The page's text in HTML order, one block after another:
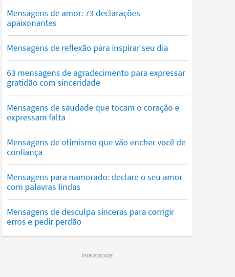
Mensagens de amor: 73 declarações
apaixonantes
Mensagens de reflexão para inspirar seu dia
63 mensagens de agradecimento para expressar
gratidão com sinceridade
Mensagens de saudade que tocam o coração e
expressam falta
Mensagens de otimismo que vão encher você de
confiança
Mensagens para namorado: declare o seu amor
com palavras lindas
Mensagens de desculpa sinceras para corrigir
erros e pedir perdão